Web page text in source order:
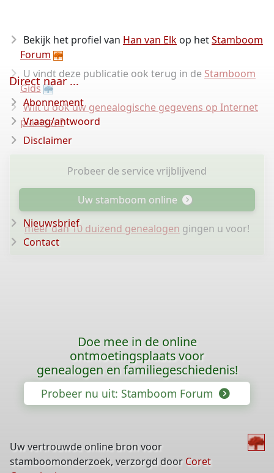
Bekijk het profiel van Han van Elk op hetStamboom
Forum
U vindt deze publicatie ook terug in de Stamboom
Gids
Wilt u ook uw genealogische gegevens op Internet
plaatsen?
Probeer de service vrijblijvend
Uw stamboom online
meer dan 10 duizend genealogen gingen u voor!
Direct naar ...
Abonnement
Vraag/antwoord
Disclaimer
Nieuwsbrief
Contact
Doe mee in de online
ontmoetingsplaats voor
genealogen en familiegeschiedenis!
Probeer nu uit: Stamboom Forum
Uw vertrouwde online bron voor
stamboomonderzoek, verzorgd door Coret